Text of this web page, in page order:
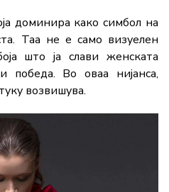
доминира како симбол на
Таа не е само визуелен
што ја слави женската
победа. Во оваа нијанса,
возвишува.